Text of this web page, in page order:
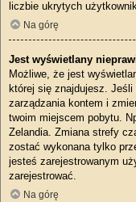
liczbie ukrytych
Na górę
Jest wyświetlany
Możliwe, że jest
której się znajdujesz. Jeśli
zarządzania kontem i
twoim miejscem pobytu.
Zelandia. Zmiana strefy
zostać wykonana tylko
jesteś zarejestrowanym
zarejestrować.
Na górę